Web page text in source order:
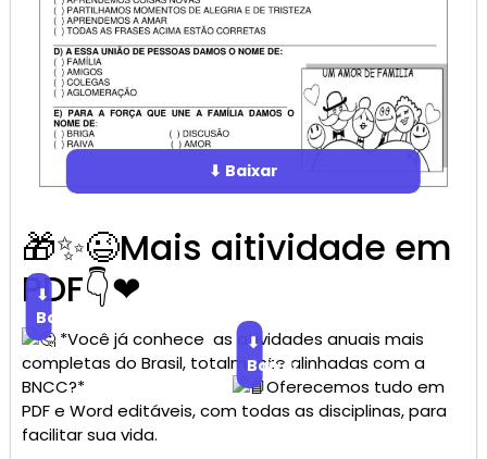
⬇ Baixar
🎁✨😉Mais aitividade em
PDF👇❤
⬇
Baixar
*Você já conhece as atividades anuais mais
completas do Brasil, totalmente alinhadas com a
BNCC?*
⬇
Baixar
Oferecemos tudo em
PDF e Word editáveis, com todas as disciplinas, para
facilitar sua vida.